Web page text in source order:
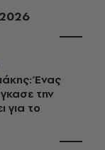
Ένας
την
για το